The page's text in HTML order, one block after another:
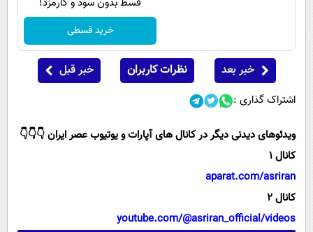
قسط بدون سود و کارمزد!
خرید قسطی
خبر بعد نظرات کاربران خبر قبل
اشتراک گذاری :
ویدئوهای دیدنی دیگر در کانال های آپارات و یوتیوب عصر ایران 👇👇👇
کانال 1
aparat.com/asriran
کانال 2
youtube.com/@asriran_official/videos